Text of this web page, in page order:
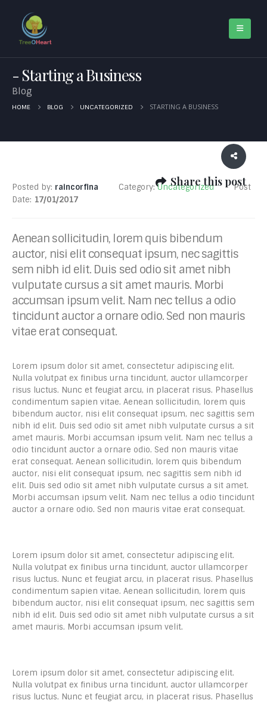
Starting a Business
Blog
HOME BLOG UNCATEGORIZED STARTING A BUSINESS
Share this post
Posted by: raincorfina Category:Uncategorized
Post
Date: 17/01/2017
Aenean sollicitudin, lorem quis bibendum
auctor, nisi elit consequat ipsum, nec sagittis
sem nibh id elit. Duis sed odio sit amet nibh
vulputate cursus a sit amet mauris. Morbi
accumsan ipsum velit. Nam nec tellus a odio
tincidunt auctor a ornare odio. Sed non mauris
vitae erat consequat.
Lorem ipsum dolor sit amet, consectetur adipiscing elit.
Nulla volutpat ex finibus urna tincidunt, auctor ullamcorper
risus luctus. Nunc et feugiat arcu, in placerat risus. Phasellus
condimentum sapien vitae. Aenean sollicitudin, lorem quis
bibendum auctor, nisi elit consequat ipsum, nec sagittis sem
nibh id elit. Duis sed odio sit amet nibh vulputate cursus a sit
amet mauris. Morbi accumsan ipsum velit. Nam nec tellus a
odio tincidunt auctor a ornare odio. Sed non mauris vitae
erat consequat. Aenean sollicitudin, lorem quis bibendum
auctor, nisi elit consequat ipsum, nec sagittis sem nibh id
elit. Duis sed odio sit amet nibh vulputate cursus a sit amet.
Morbi accumsan ipsum velit. Nam nec tellus a odio tincidunt
auctor a ornare odio. Sed non mauris vitae erat consequat.
Lorem ipsum dolor sit amet, consectetur adipiscing elit.
Nulla volutpat ex finibus urna tincidunt, auctor ullamcorper
risus luctus. Nunc et feugiat arcu, in placerat risus. Phasellus
condimentum sapien vitae. Aenean sollicitudin, lorem quis
bibendum auctor, nisi elit consequat ipsum, nec sagittis sem
nibh id elit. Duis sed odio sit amet nibh vulputate cursus a sit
amet mauris. Morbi accumsan ipsum velit.
Lorem ipsum dolor sit amet, consectetur adipiscing elit.
Nulla volutpat ex finibus urna tincidunt, auctor ullamcorper
risus luctus. Nunc et feugiat arcu, in placerat risus. Phasellus